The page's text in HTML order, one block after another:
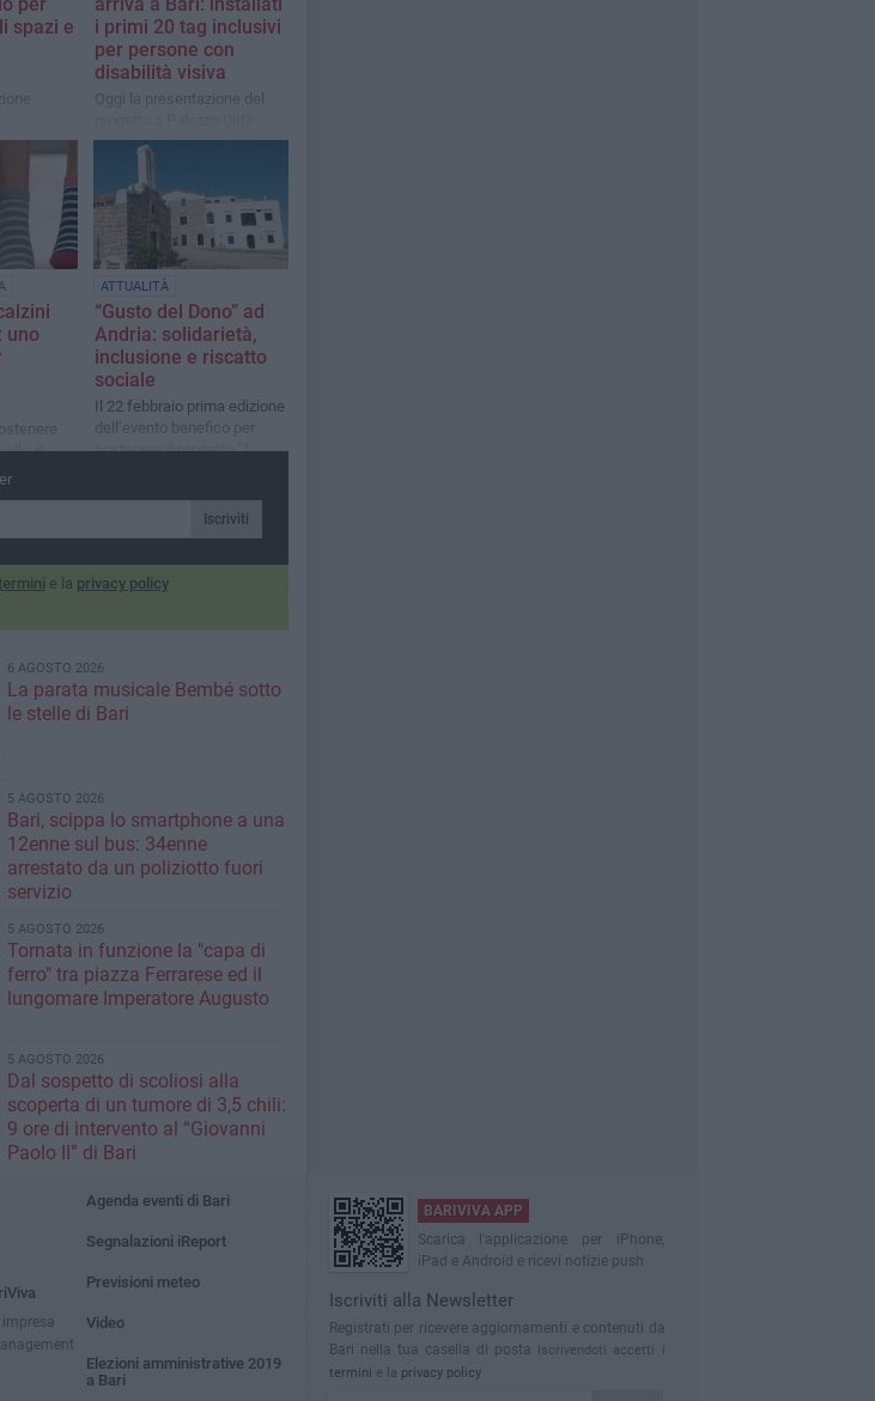
spazi e
i primi 20 tag inclusivi
per persone con
disabilità visiva
Oggi la presentazione del
uno
di
ATTUALITÀ
“Gusto del Dono” ad
Andria: solidarietà,
inclusione e riscatto
sociale
Il 22 febbraio prima edizione
dell’evento benefico per
sostenere il progetto “A
Iscriviti
e la privacy policy
6 AGOSTO 2026
La parata musicale Bembé sotto
le stelle di Bari
5 AGOSTO 2026
Bari, scippa lo smartphone a una
12enne sul bus: 34enne
arrestato da un poliziotto fuori
servizio
5 AGOSTO 2026
Tornata in funzione la "capa di
ferro" tra piazza Ferrarese ed il
lungomare Imperatore Augusto
5 AGOSTO 2026
Dal sospetto di scoliosi alla
scoperta di un tumore di 3,5 chili:
9 ore di intervento al “Giovanni
Paolo II” di Bari
Agenda eventi di Bari
Segnalazioni iReport
Previsioni meteo
Video
Elezioni amministrative 2019
a Bari
BARIVIVA APP
Scarica l'applicazione per iPhone,
iPad e Android e ricevi notizie push
Iscriviti alla Newsletter
Registrati per ricevere aggiornamenti e contenuti da
Bari nella tua casella di posta Iscrivendoti accetti i
termini e la privacy policy